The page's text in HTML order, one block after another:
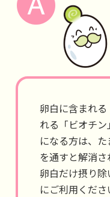
卵白に含まれ
れる「ビオチ
になる方は、
を通すと解消
卵白だけ摂り
にご利用くださ